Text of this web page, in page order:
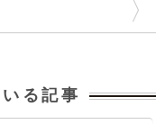
〉
る記事